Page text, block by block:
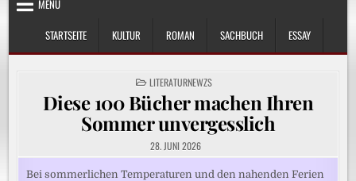
MENU
STARTSEITE
KULTUR ROMAN SACHBUCH ESSAY
POSTED
IN
LITERATURNEWZS
Diese 100 Bücher machen Ihren
Sommer unvergesslich
28. JUNI 2026
Bei sommerlichen Temperaturen und den nahenden Ferien